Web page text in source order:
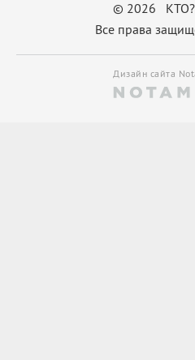
© 2026
Все права
Дизайн сайта